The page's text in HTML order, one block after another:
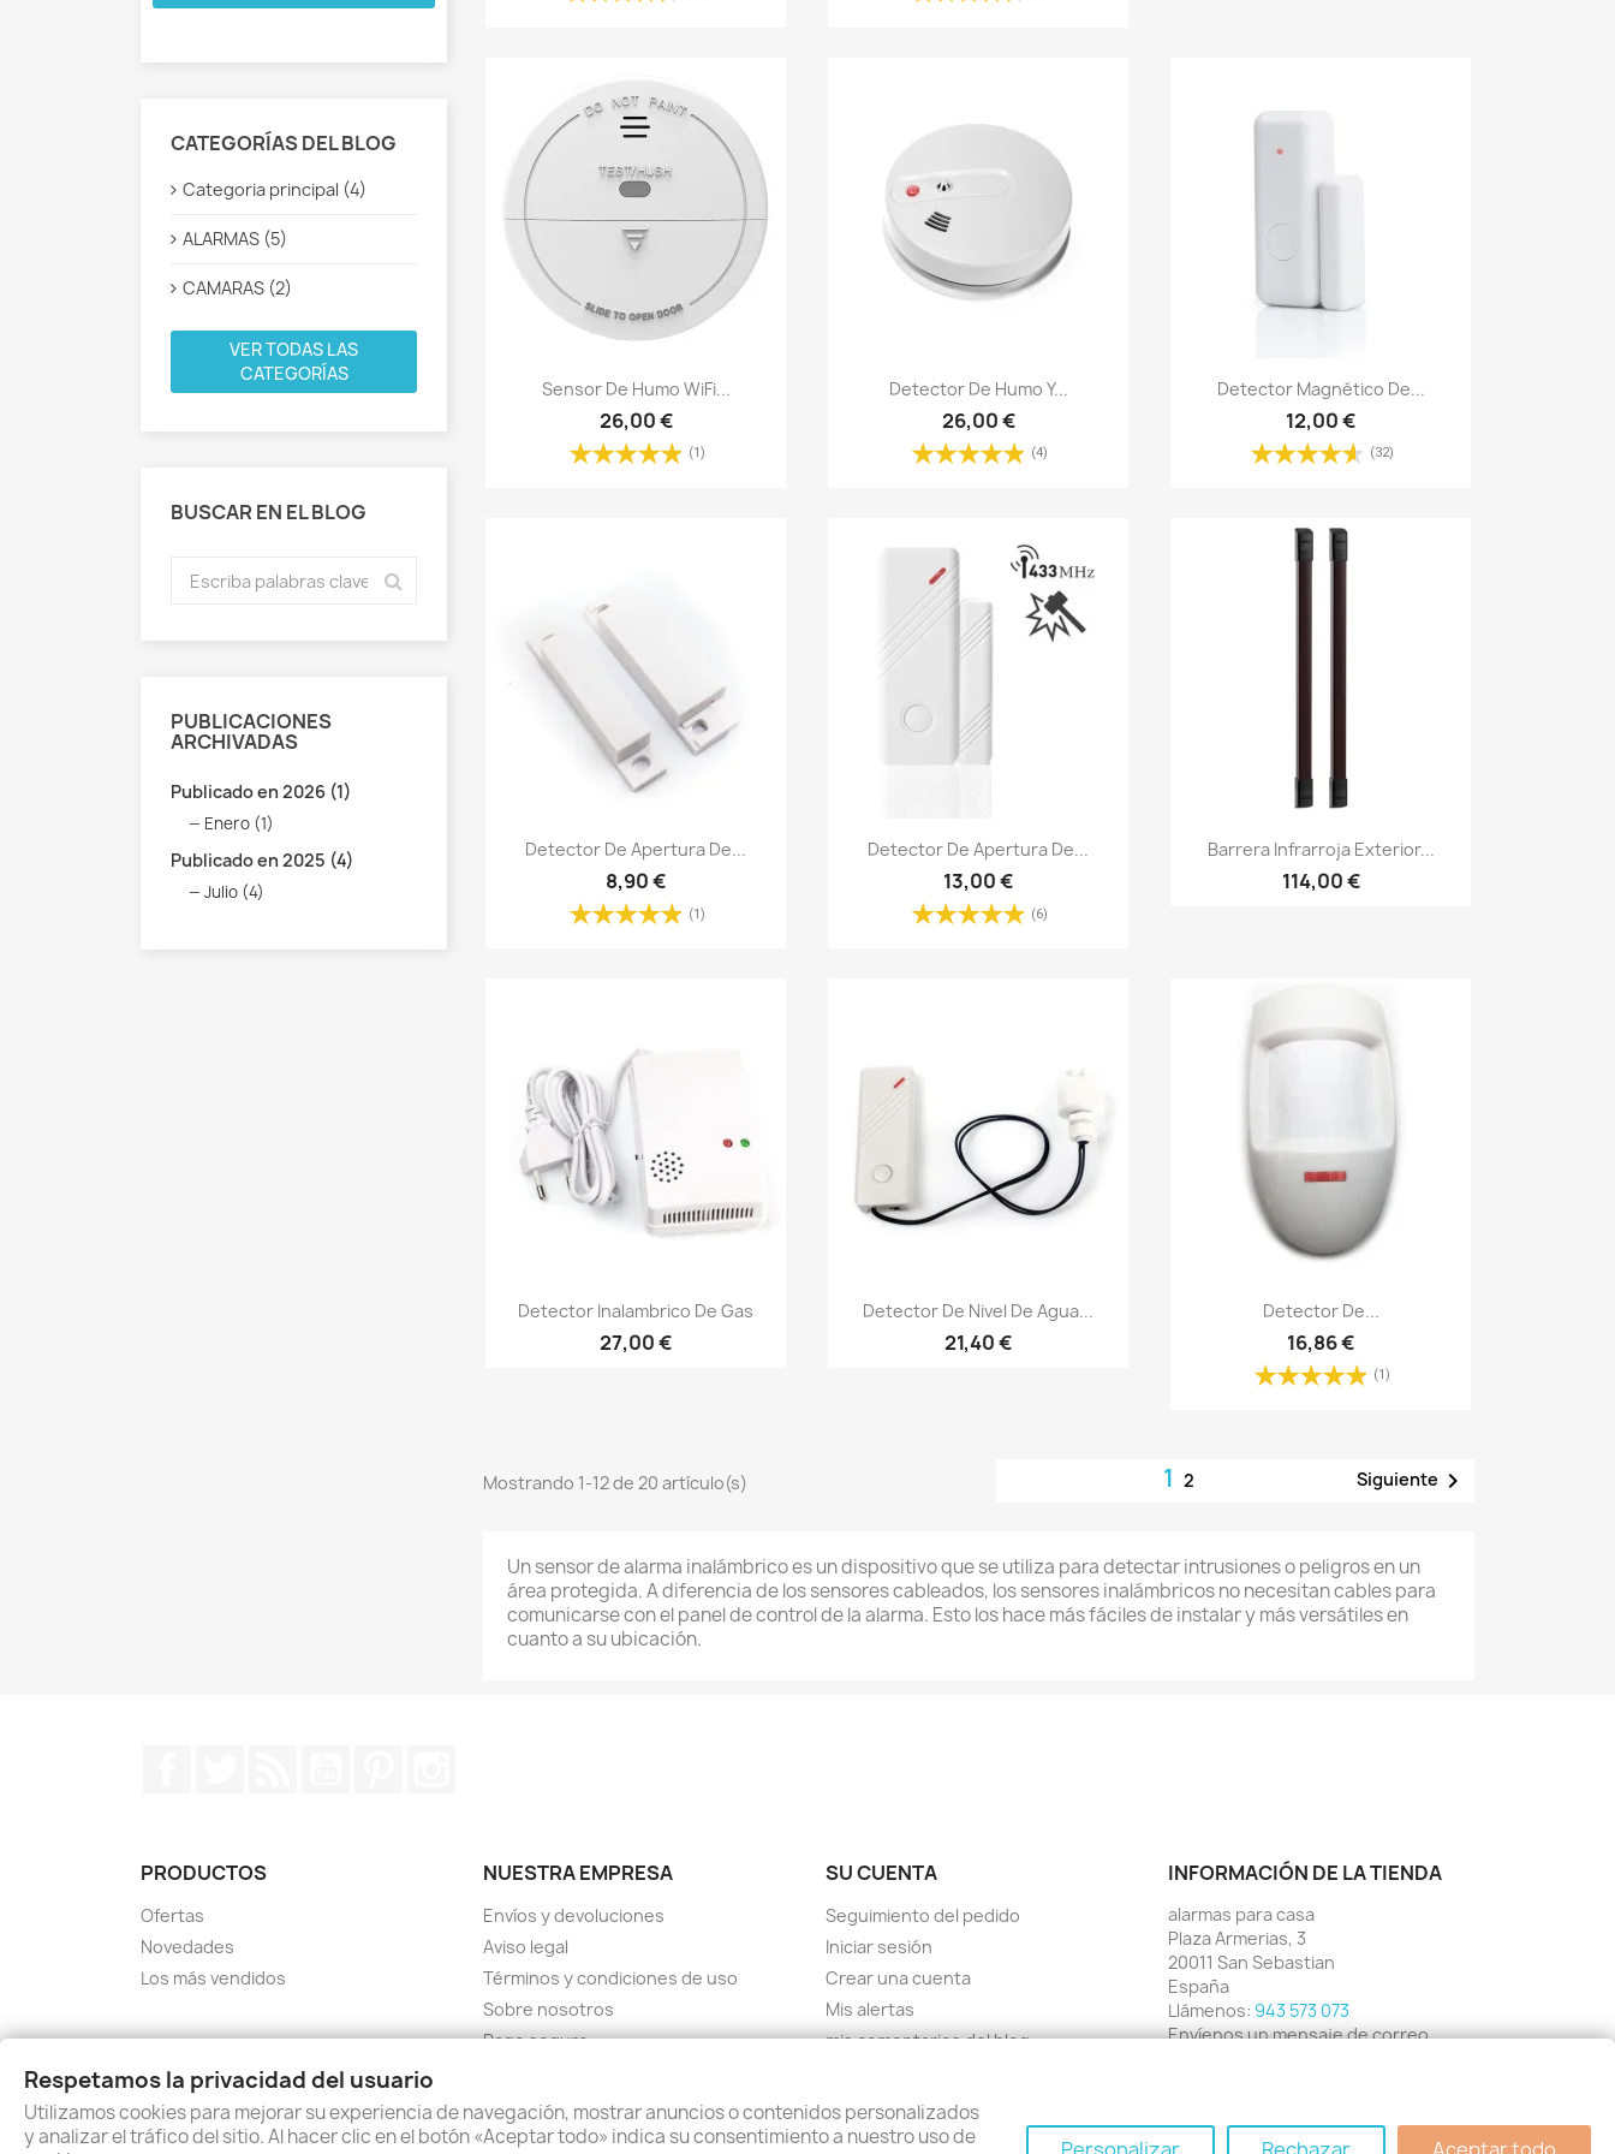
CATEGORÍAS DEL BLOG
Categoria principal (4)
ALARMAS (5)
CAMARAS (2)
VER TODAS LAS
CATEGORÍAS
BUSCAR EN EL BLOG
PUBLICACIONES
ARCHIVADAS
Publicado en 2026 (1)
Enero (1)
Publicado en 2025 (4)
Julio (4)
Vista rápida
Sensor De Humo WiFi...
26,00 €
(1)
Vista rápida
Detector De Humo Y...
26,00 €
(4)
Vista rápida
Detector Magnético De...
12,00 €
(32)
Vista rápida
Detector De Apertura De...
8,90 €
(1)
Vista rápida
Detector De Apertura De...
13,00 €
(6)
Vista rápida
Barrera Infrarroja Exterior...
114,00 €
Vista rápida
Detector Inalambrico De Gas
27,00 €
Vista rápida
Detector De Nivel De Agua...
21,40 €
Vista rápida
Detector De...
16,86 €
(1)
Mostrando 1-12 de 20 artículo(s) 12 Siguiente 
Un sensor de alarma inalámbrico es un dispositivo que se utiliza para detectar intrusiones o peligros en un
área protegida. A diferencia de los sensores cableados, los sensores inalámbricos no necesitan cables para
comunicarse con el panel de control de la alarma. Esto los hace más fáciles de instalar y más versátiles en
cuanto a su ubicación.
PRODUCTOS
Ofertas
Novedades
Los más vendidos
NUESTRA EMPRESA
Envíos y devoluciones
Aviso legal
Términos y condiciones de uso
Sobre nosotros
Pago seguro
Mapa del sitio
Tiendas
SU CUENTA
Seguimiento del pedido
Iniciar sesión
Crear una cuenta
Mis alertas
mis comentarios del blog
INFORMACIÓN DE LA TIENDA
alarmas para casa
Plaza Armerias, 3
20011 San Sebastian
España
Llámenos: 943 573 073
Envíenos un mensaje de correo
Respetamos la privacidad del usuario
Utilizamos cookies para mejorar su experiencia de navegación, mostrar anuncios o contenidos personalizados
y analizar el tráfico del sitio. Al hacer clic en el botón «Aceptar todo» indica su consentimiento a nuestro uso de